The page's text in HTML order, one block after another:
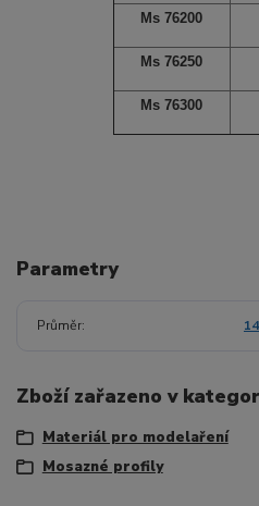
Ms 76200
Ms 76250
Ms 76300
Parametry
Průměr
Zboží zařazeno v
Materiál pro modelaření
Mosazné profily